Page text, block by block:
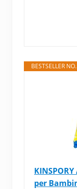
BESTSELLER
per